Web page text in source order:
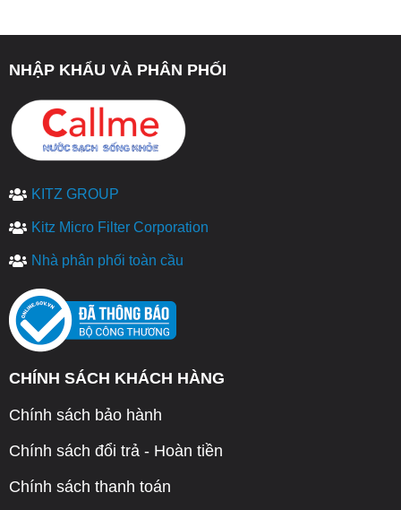
NHẬP KHẨU VÀ PHÂN PHỐI
KITZ GROUP
Kitz Micro Filter Corporation
Nhà phân phối toàn cầu
CHÍNH SÁCH KHÁCH HÀNG
Chính sách bảo hành
Chính sách đổi trả - Hoàn tiền
Chính sách thanh toán